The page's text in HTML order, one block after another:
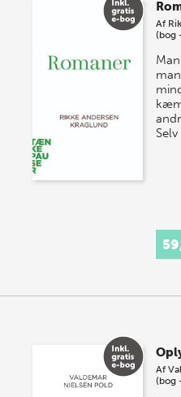
onsdag den 10. j…
Af
(bog
Af
(bog